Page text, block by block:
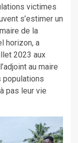
victimes
s’estimer un
de la
horizon, a
2023 aux
au maire
populations
pas leur vie